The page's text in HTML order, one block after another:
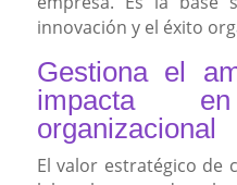
innovación y el éxito
Gestiona el
impacta
organizacional
El valor estratégico de